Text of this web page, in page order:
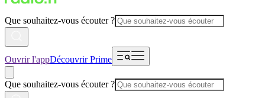
Que souhaitez-vous écouter ?
Ouvrir l'appDécouvrir Prime
Que souhaitez-vous écouter ?